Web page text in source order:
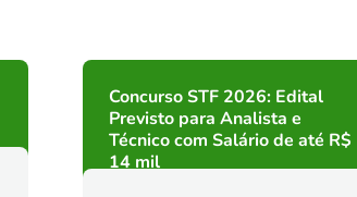
Concurso STF 2026: Edital
Previsto para Analista e
Técnico com Salário de até R$
14 mil